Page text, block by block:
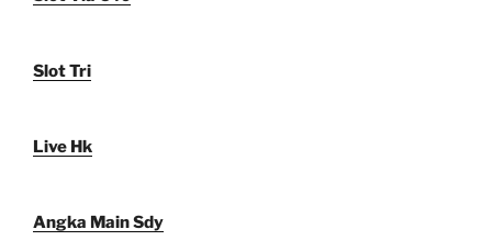
Slot Tri
Live Hk
Angka Main Sdy